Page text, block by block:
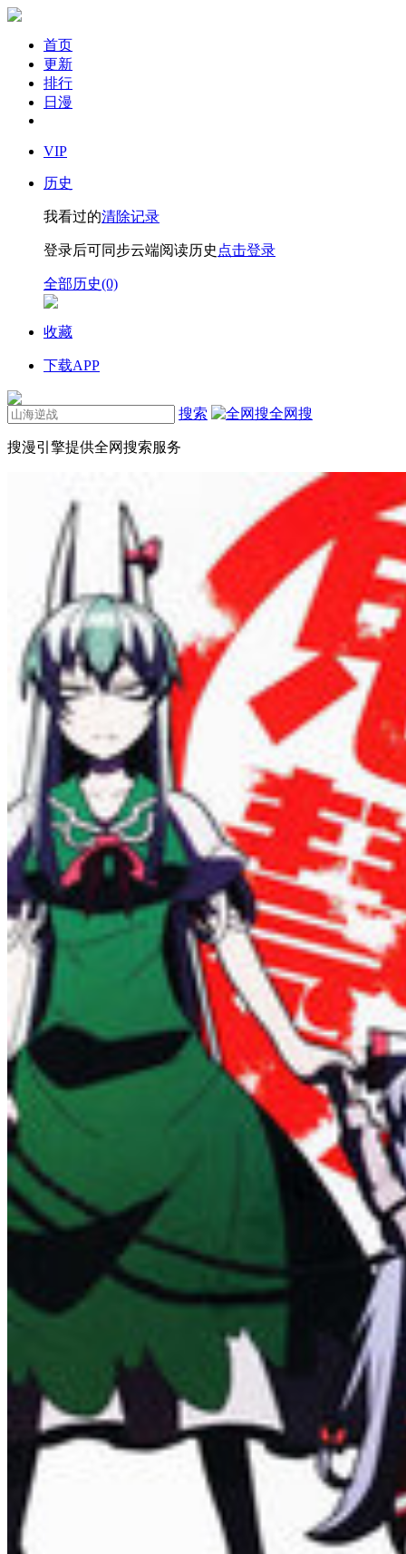
首页
更新
排行
日漫
VIP
历史
我看过的清除记录
登录后可同步云端阅读历史 点击登录
全部历史(0)
收藏
下载APP
搜索 全网搜
搜漫引擎提供全网搜索服务